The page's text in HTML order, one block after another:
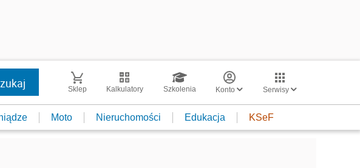
Sklep Kalkulatory Szkolenia Konto Serwisy
Moto Nieruchomości Edukacja KSeF